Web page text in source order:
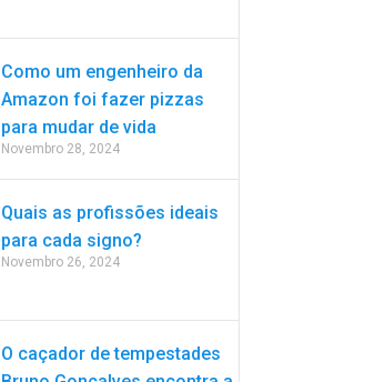
Como um engenheiro da
Amazon foi fazer pizzas
para mudar de vida
Novembro 28, 2024
Quais as profissões ideais
para cada signo?
Novembro 26, 2024
O caçador de tempestades